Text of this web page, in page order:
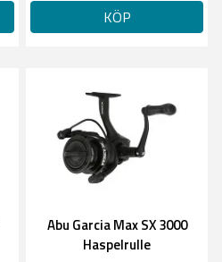
KÖP
Abu Garcia Max SX 3000
Haspelrulle